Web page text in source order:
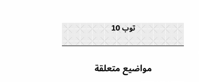
توب 10
مواضيع متعلقة